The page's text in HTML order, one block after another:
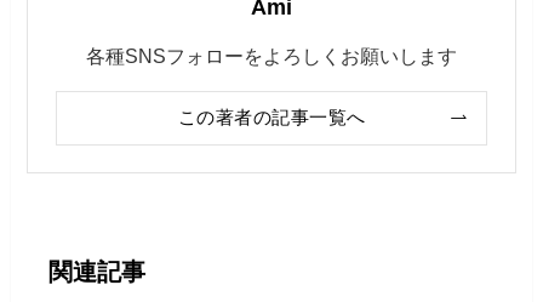
Ami
各種SNSフォローをよろしくお願いします
この著者の記事一覧へ
関連記事